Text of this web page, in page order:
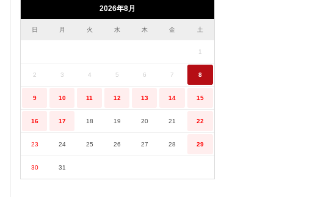
2026年8月
日 月 火 水 木 金 土
1
2 3 4 5 6 7 8
9 10 11 12 13 14 15
16 17 18 19 20 21 22
23 24 25 26 27 28 29
30 31